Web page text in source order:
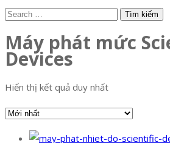
Máy phát mức
Devices
Hiển thị kết quả duy nhất